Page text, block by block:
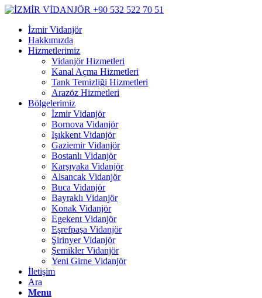
İzmir Vidanjör
Hakkımızda
Hizmetlerimiz
Vidanjör Hizmetleri
Kanal Açma Hizmetleri
Tank Temizliği Hizmetleri
Arazöz Hizmetleri
Bölgelerimiz
İzmir Vidanjör
Bornova Vidanjör
Işıkkent Vidanjör
Gaziemir Vidanjör
Bostanlı Vidanjör
Karşıyaka Vidanjör
Alsancak Vidanjör
Buca Vidanjör
Bayraklı Vidanjör
Konak Vidanjör
Egekent Vidanjör
Eşrefpaşa Vidanjör
Şirinyer Vidanjör
Şemikler Vidanjör
Yeni Girne Vidanjör
İletişim
Ara
Menu